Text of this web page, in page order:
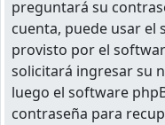
preguntará su
cuenta, puede usar el
provisto por el
solicitará ingresar su
luego el software
contraseña para